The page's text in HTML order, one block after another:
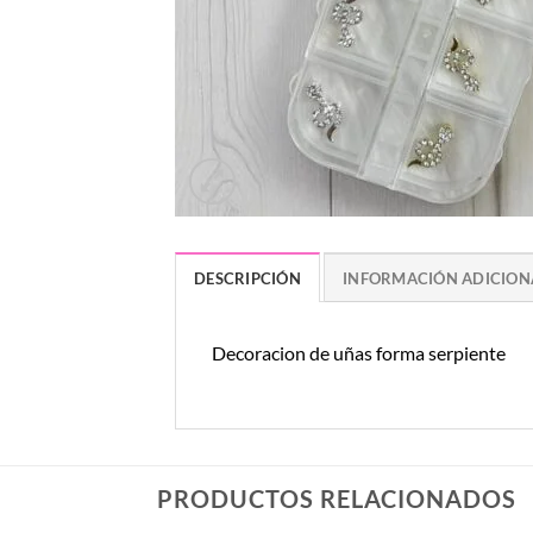
DESCRIPCIÓN INFORMACIÓN
Decoracion de uñas forma serpiente
PRODUCTOS RELACIONADOS